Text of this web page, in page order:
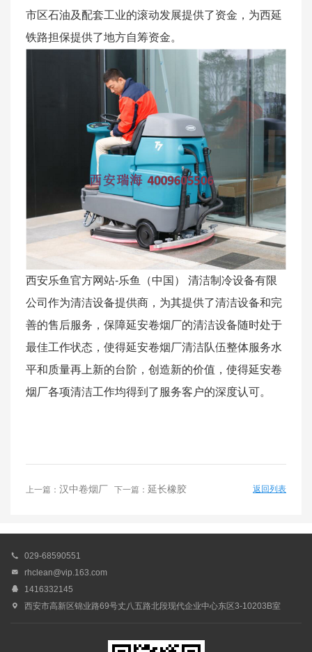
市区石油及配套工业的滚动发展提供了资金，为西延
铁路担保提供了地方自筹资金。
西安乐鱼官方网站-乐鱼（中国） 清洁制冷设备有限
公司作为清洁设备提供商，为其提供了清洁设备和完
善的售后服务，保障延安卷烟厂的清洁设备随时处于
最佳工作状态，使得延安卷烟厂清洁队伍整体服务水
平和质量再上新的台阶，创造新的价值，使得延安卷
烟厂各项清洁工作均得到了服务客户的深度认可。
上一篇： 汉中卷烟厂 下一篇： 延长橡胶 返回列表
 029-68590551
 rhclean@vip.163.com
 1416332145
 西安市高新区锦业路69号丈八五路北段现代企业中心东区3-10203B室